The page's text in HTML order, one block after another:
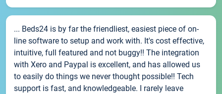
... Beds24 is by far the friendliest, easiest piece of on-
line software to setup and work with. It's cost effective,
intuitive, full featured and not buggy!! The integration
with Xero and Paypal is excellent, and has allowed us
to easily do things we never thought possible!! Tech
support is fast, and knowledgeable. I rarely leave